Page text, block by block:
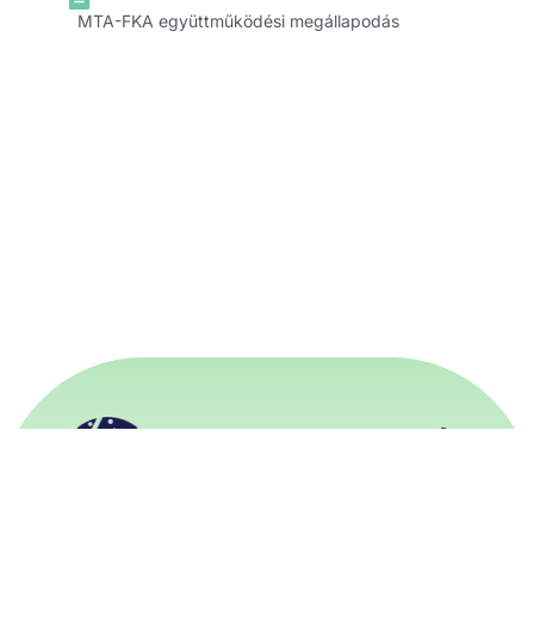
MTA-FKA együttműködési megállapodás